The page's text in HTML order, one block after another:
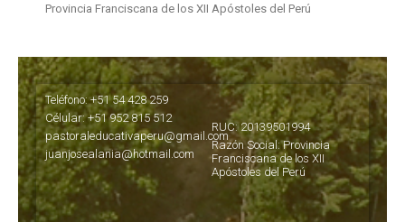
Provincia Franciscana de los XII Apóstoles del Perú
Teléfono: +51 54 428 259
Célular: +51 952 815 512
pastoraleducativaperu@gmail.com
juanjosealania@hotmail.com
RUC: 20139501994
Razón Social: Provincia
Franciscana de los XII
Apóstoles del Perú